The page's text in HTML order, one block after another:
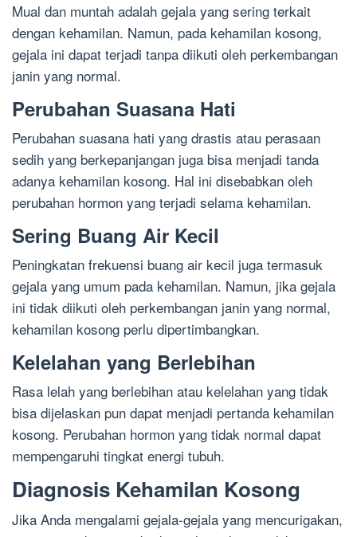
Mual dan muntah adalah gejala yang sering terkait
dengan kehamilan. Namun, pada kehamilan kosong,
gejala ini dapat terjadi tanpa diikuti oleh perkembangan
janin yang normal.
Perubahan Suasana Hati
Perubahan suasana hati yang drastis atau perasaan
sedih yang berkepanjangan juga bisa menjadi tanda
adanya kehamilan kosong. Hal ini disebabkan oleh
perubahan hormon yang terjadi selama kehamilan.
Sering Buang Air Kecil
Peningkatan frekuensi buang air kecil juga termasuk
gejala yang umum pada kehamilan. Namun, jika gejala
ini tidak diikuti oleh perkembangan janin yang normal,
kehamilan kosong perlu dipertimbangkan.
Kelelahan yang Berlebihan
Rasa lelah yang berlebihan atau kelelahan yang tidak
bisa dijelaskan pun dapat menjadi pertanda kehamilan
kosong. Perubahan hormon yang tidak normal dapat
mempengaruhi tingkat energi tubuh.
Diagnosis Kehamilan Kosong
Jika Anda mengalami gejala-gejala yang mencurigakan,